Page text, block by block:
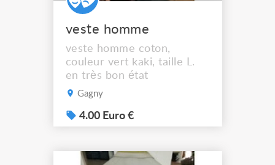
veste homme
veste homme coton,
couleur vert kaki, taille L.
en très bon état
Gagny
4.00 Euro €